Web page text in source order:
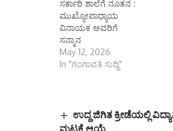
ಸರ್ಕಾರಿ ಶಾಲೆಗೆ ನೂತನ :
ಮುಖ್ಯೋಪಾಧ್ಯಾಯ
ವಿನಾಯಕ ಅವರಿಗೆ
ಸನ್ಮಾನ
May 12, 2026
In "ಗಂಗಾವತಿ ಸುದ್ದಿ"
ಉದ್ದ ಜಿಗಿತ ಕ್ರೀಡೆಯಲ್ಲಿ